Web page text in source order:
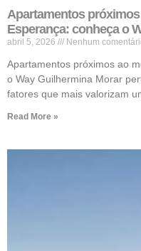
Apartamentos
Esperança: conheça o
abril 5, 2026 Nenhum
Apartamentos próximos ao
o Way Guilhermina Morar
fatores que mais valorizam
Read More »